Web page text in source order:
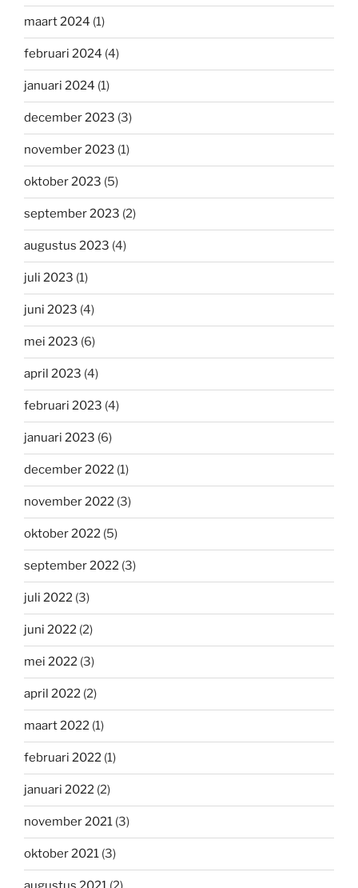
maart 2024 (1)
februari 2024 (4)
januari 2024 (1)
december 2023 (3)
november 2023 (1)
oktober 2023 (5)
september 2023 (2)
augustus 2023 (4)
juli 2023 (1)
juni 2023 (4)
mei 2023 (6)
april 2023 (4)
februari 2023 (4)
januari 2023 (6)
december 2022 (1)
november 2022 (3)
oktober 2022 (5)
september 2022 (3)
juli 2022 (3)
juni 2022 (2)
mei 2022 (3)
april 2022 (2)
maart 2022 (1)
februari 2022 (1)
januari 2022 (2)
november 2021 (3)
oktober 2021 (3)